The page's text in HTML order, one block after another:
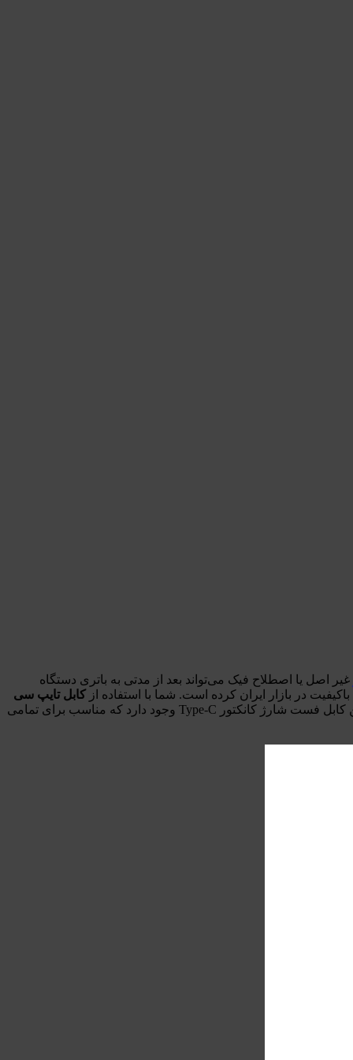
غیر اصل یا اصطلاح فیک می‌تواند بعد از مدتی به باتری دستگاه
در بازار ایران کرده است. شما با استفاده از کابل تایپ سی
می‌توانید علاوه بر شارژ دستگاه اندروید خود، اطلاعاتتان را نیز با سرعت بالا منتقل کنید. در دو سمت این کابل فست شارژ کانکتور Type-C وجود دارد که مناسب برای تمامی